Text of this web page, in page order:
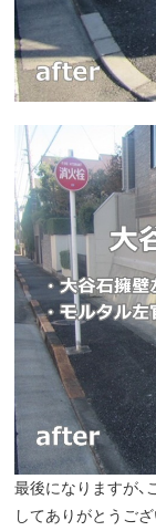
最後になりますが
してありがとうござ